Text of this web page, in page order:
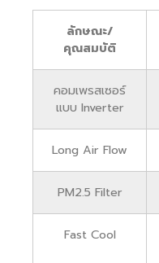
ลักษณะ/
คุณสมบัติ
คอมเพรสเซอร์
แบบ Inverter
Long Air Flow
PM2.5 Filter
Fast Cool